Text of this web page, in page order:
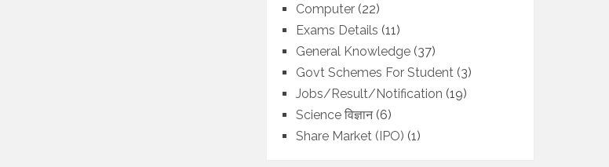
Computer (22)
Exams Details (11)
General Knowledge (37)
Govt Schemes For Student (3)
Jobs/Result/Notification (19)
Science विज्ञान(6)
Share Market (IPO) (1)